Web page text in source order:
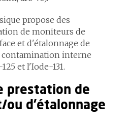
propose des
de moniteurs de
et d'étalonnage de
interne
et l'Iode-131.
prestation de
d'étalonnage